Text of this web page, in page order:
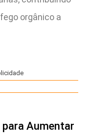
orgânico a
Aumentar